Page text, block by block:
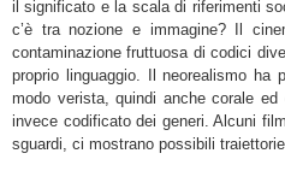
il significato e la scala di riferimenti
c’è tra nozione e immagine? Il
contaminazione fruttuosa di codici
proprio linguaggio. Il neorealismo ha
modo verista, quindi anche corale
invece codificato dei generi. Alcuni
sguardi, ci mostrano possibili